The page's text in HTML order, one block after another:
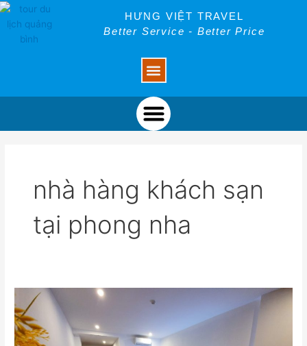
Skip
to
content
HƯNG VIỆT TRAVEL
Better Service - Better Price
Menu
nhà hàng khách sạn
tại phong nha
Nhà
hàng
khách
sạn